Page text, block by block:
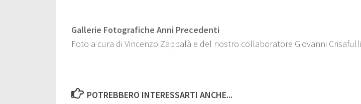
Gallerie Fotografiche Anni Precedenti
Foto a cura di Vincenzo Zappalà e del nostro collaboratore Giovanni Crisafulli
POTREBBERO INTERESSARTI ANCHE...